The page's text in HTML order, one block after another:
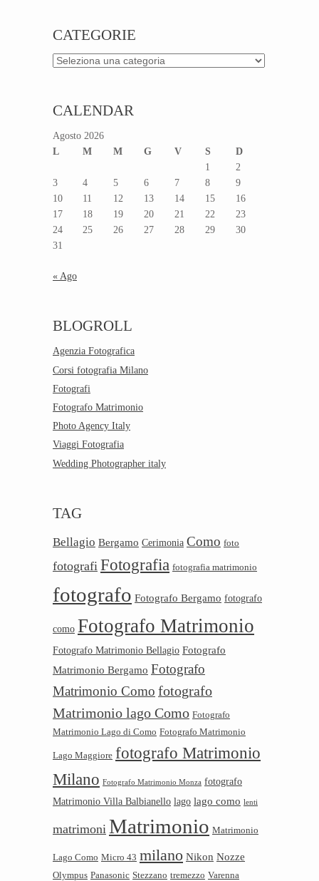
CATEGORIE
Categorie
CALENDAR
Agosto 2026
L
M M G V S
D
1
2
3
4 5 6 7 8
9
10
11 12 13 14 15
16
17
18 19 20 21 22
23
24
25 26 27 28 29
30
31
« Ago
BLOGROLL
Agenzia Fotografica
Corsi fotografia Milano
Fotografi
Fotografo Matrimonio
Photo Agency Italy
Viaggi Fotografia
Wedding Photographer italy
TAG
Bellagio Bergamo Cerimonia Como foto
fotografi Fotografia fotografia matrimonio
fotografo Fotografo Bergamo fotografo
como Fotografo Matrimonio
Fotografo Matrimonio Bellagio Fotografo
Matrimonio Bergamo Fotografo
Matrimonio Como fotografo
Matrimonio lago Como Fotografo
Matrimonio Lago di Como Fotografo Matrimonio
Lago Maggiore fotografo Matrimonio
Milano Fotografo Matrimonio Monza fotografo
Matrimonio Villa Balbianello lago lago como lenti
matrimoni Matrimonio Matrimonio
Lago Como Micro 43 milano Nikon Nozze
Olympus Panasonic Stezzano tremezzo Varenna